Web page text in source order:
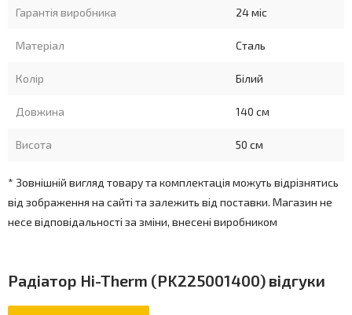
Гарантія виробника 24 міс
Матеріал Сталь
Колір Білий
Довжина 140 см
Висота 50 см
* Зовнішній вигляд товару та комплектація можуть відрізнятись
від зображення на сайті та залежить від поставки. Магазин не
несе відповідальності за зміни, внесені виробником
Радіатор Hi-Therm (PK225001400) відгуки